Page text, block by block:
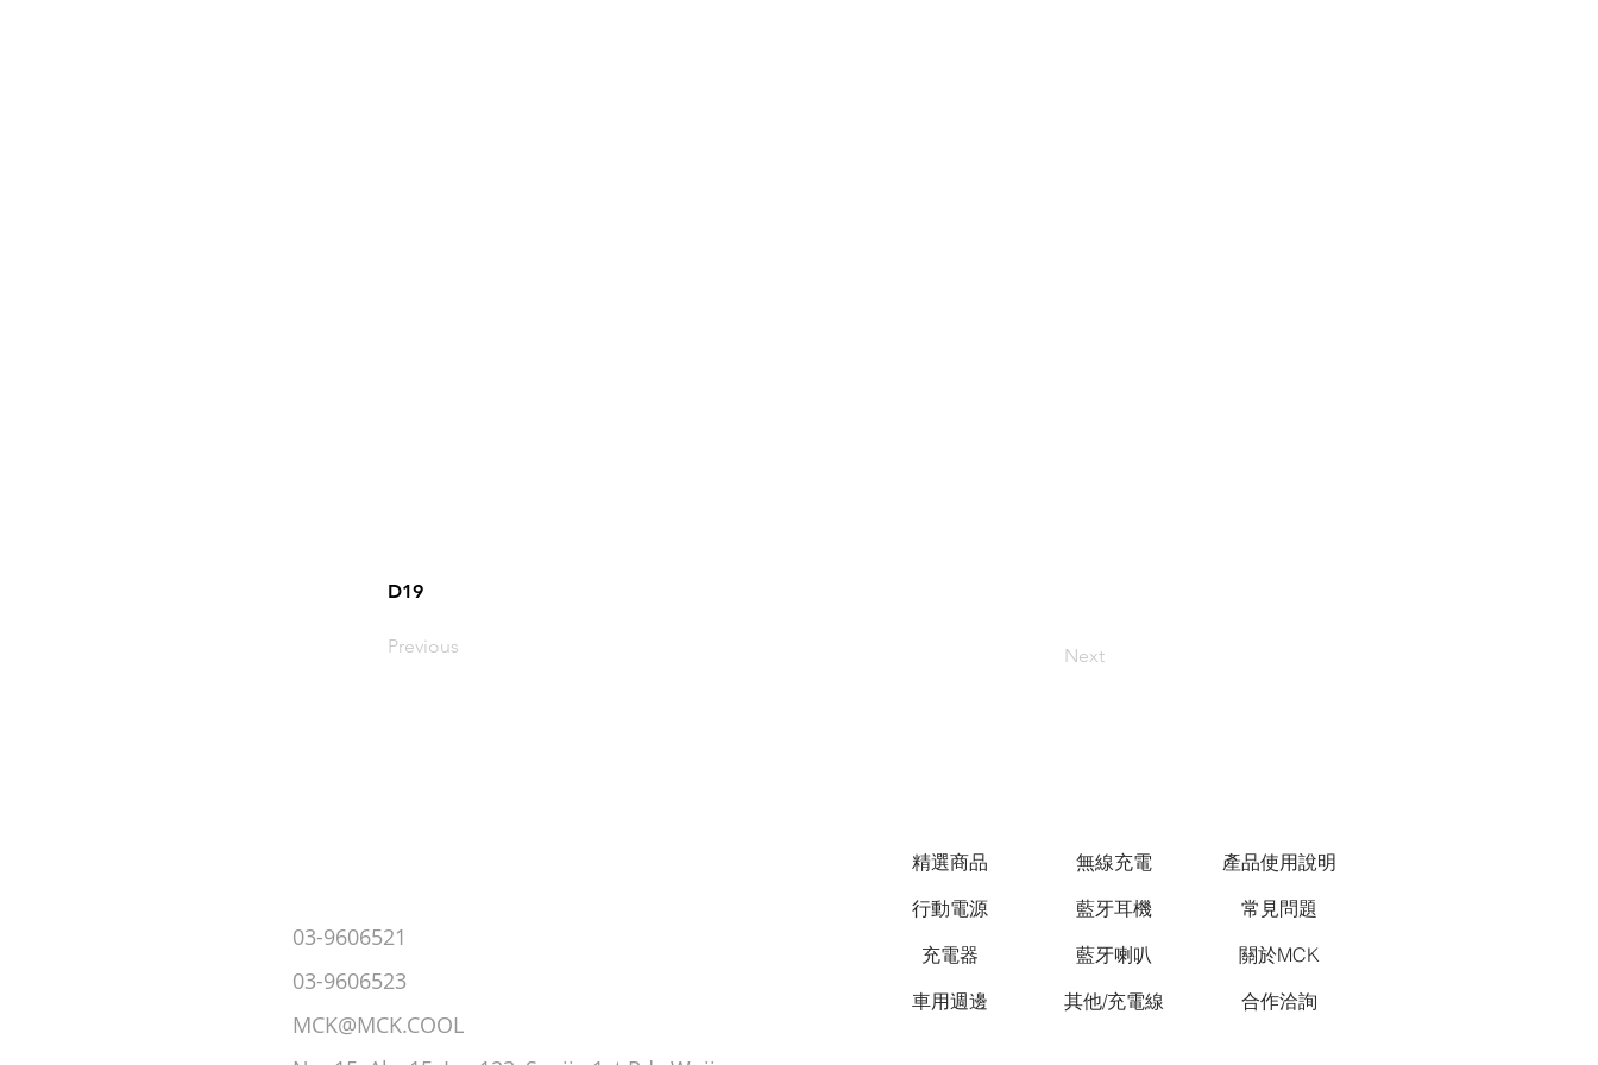
D19
Previous Next
03-9606521
​03-9606523
MCK@MCK.COOL
精選商品
行動電源
充電器
車用週邊
無線充電
藍牙耳機
藍牙喇叭
其他/充電線
產品使用說明
常見問題
關於MCK
合作洽詢